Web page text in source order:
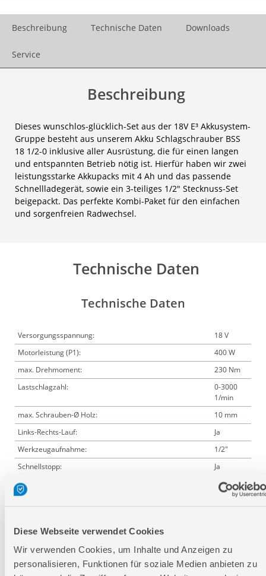
Diese Webseite verwendet Cookies
Wir verwenden Cookies, um Inhalte und Anzeigen zu
personalisieren, Funktionen für soziale Medien anbieten zu
Beschreibung Technische Daten Downloads
Service
Beschreibung
Dieses wunschlos-glücklich-Set aus der 18V E³ Akkusystem-
Gruppe besteht aus unserem Akku Schlagschrauber BSS
18 1/2-0 inklusive aller Ausrüstung, die für einen langen
und entspannten Betrieb nötig ist. Hierfür haben wir zwei
leistungsstarke Akkupacks mit 4 Ah und das passende
Schnellladegerät, sowie ein 3-teiliges 1/2" Stecknuss-Set
beigepackt. Das perfekte Kombi-Paket für den einfachen
und sorgenfreien Radwechsel.
Technische Daten
Technische Daten
Versorgungsspannung:
18 V
Motorleistung (P1):
400 W
max. Drehmoment:
230 Nm
Lastschlagzahl:
0-3000
1/min
max. Schrauben-Ø Holz:
10 mm
Links-Rechts-Lauf:
Ja
Werkzeugaufnahme:
1/2"
Schnellstopp:
Ja
Spindelarretierung:
Ja
passende Akkus:
Akkupack
P